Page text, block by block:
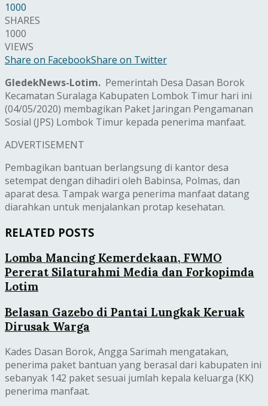
1000
SHARES
1000
VIEWS
Share on FacebookShare on Twitter
GledekNews-Lotim. Pemerintah Desa Dasan Borok
Kecamatan Suralaga Kabupaten Lombok Timur hari ini
(04/05/2020) membagikan Paket Jaringan Pengamanan
Sosial (JPS) Lombok Timur kepada penerima manfaat.
ADVERTISEMENT
Pembagikan bantuan berlangsung di kantor desa
setempat dengan dihadiri oleh Babinsa, Polmas, dan
aparat desa. Tampak warga penerima manfaat datang
diarahkan untuk menjalankan protap kesehatan.
RELATED POSTS
Lomba Mancing Kemerdekaan, FWMO
Pererat Silaturahmi Media dan Forkopimda
Lotim
Belasan Gazebo di Pantai Lungkak Keruak
Dirusak Warga
Kades Dasan Borok, Angga Sarimah mengatakan,
penerima paket bantuan yang berasal dari kabupaten ini
sebanyak 142 paket sesuai jumlah kepala keluarga (KK)
penerima manfaat.